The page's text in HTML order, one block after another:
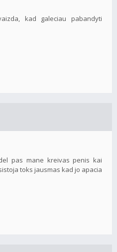
kad galeciau pabandyti
pas mane kreivas penis kai
toks jausmas kad jo apacia